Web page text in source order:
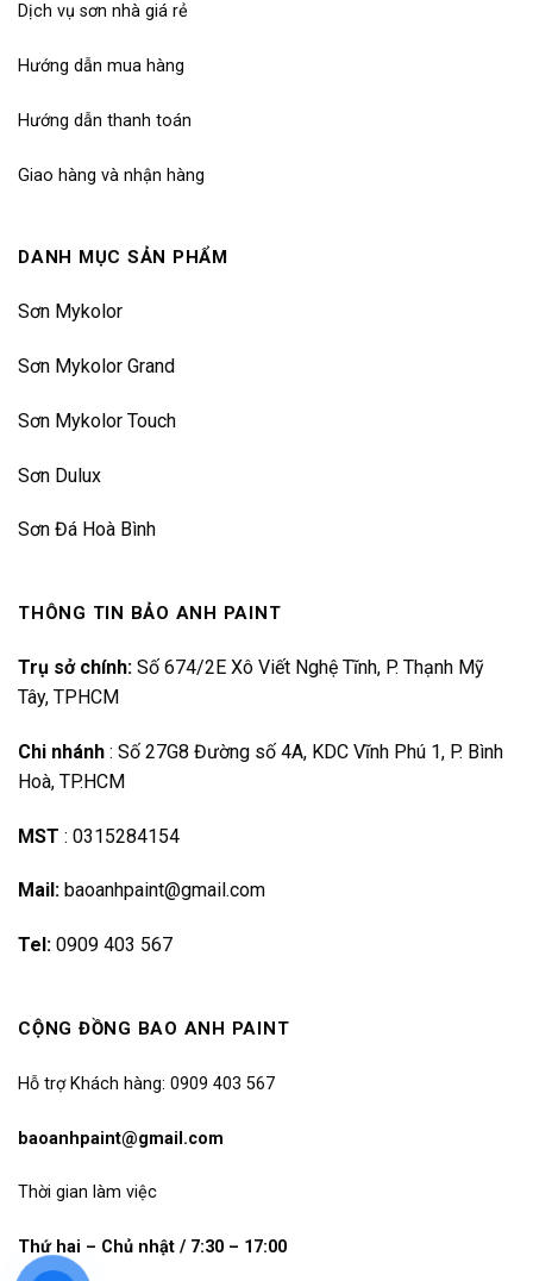
Dịch vụ sơn nhà giá rẻ
Hướng dẫn mua hàng
Hướng dẫn thanh toán
Giao hàng và nhận hàng
DANH MỤC SẢN PHẨM
Sơn Mykolor
Sơn Mykolor Grand
Sơn Mykolor Touch
Sơn Dulux
Sơn Đá Hoà Bình
THÔNG TIN BẢO ANH PAINT
Trụ sở chính: Số 674/2E Xô Viết Nghệ Tĩnh, P. Thạnh Mỹ
Tây, TPHCM
Chi nhánh : Số 27G8 Đường số 4A, KDC Vĩnh Phú 1, P. Bình
Hoà, TP.HCM
MST : 0315284154
Mail: baoanhpaint@gmail.com
Tel: 0909 403 567
CỘNG ĐỒNG BAO ANH PAINT
Hỗ trợ Khách hàng: 0909 403 567
baoanhpaint@gmail.com
Thời gian làm việc
Thứ hai – Chủ nhật / 7:30 – 17:00